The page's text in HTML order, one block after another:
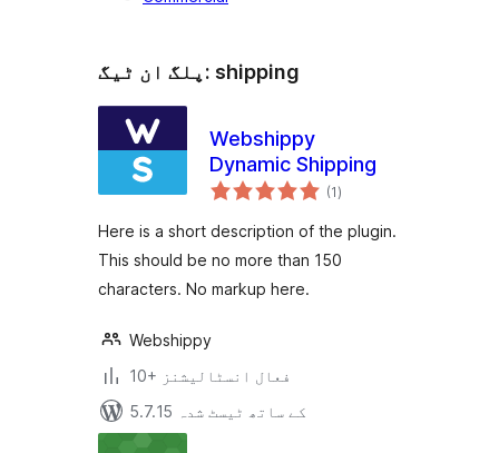
پلگ ان ٹیگ: shipping
Webshippy
Dynamic Shipping
(1مجموعی
درجہ
)
Here is a short description of the plugin.
This should be no more than 150
characters. No markup here.
Webshippy
10+ فعال انسٹالیشنز
5.7.15 کے ساتھ ٹیسٹ شدہ